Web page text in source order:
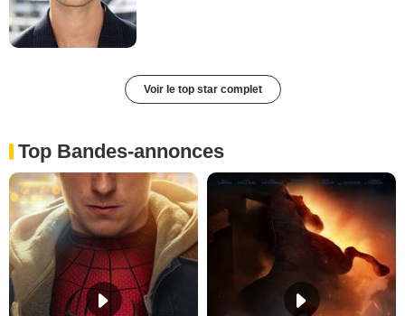
Voir le top star complet
Top Bandes-annonces